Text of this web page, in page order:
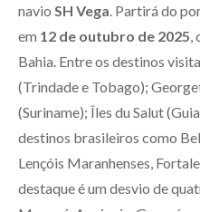
navio SH Vega . Partirá do
em 12 de outubro de 2025
Bahia. Entre os destinos
(Trindade e Tobago);
(Suriname); Îles du Salut
destinos brasileiros como
Lençóis Maranhenses,
destaque é um desvio de